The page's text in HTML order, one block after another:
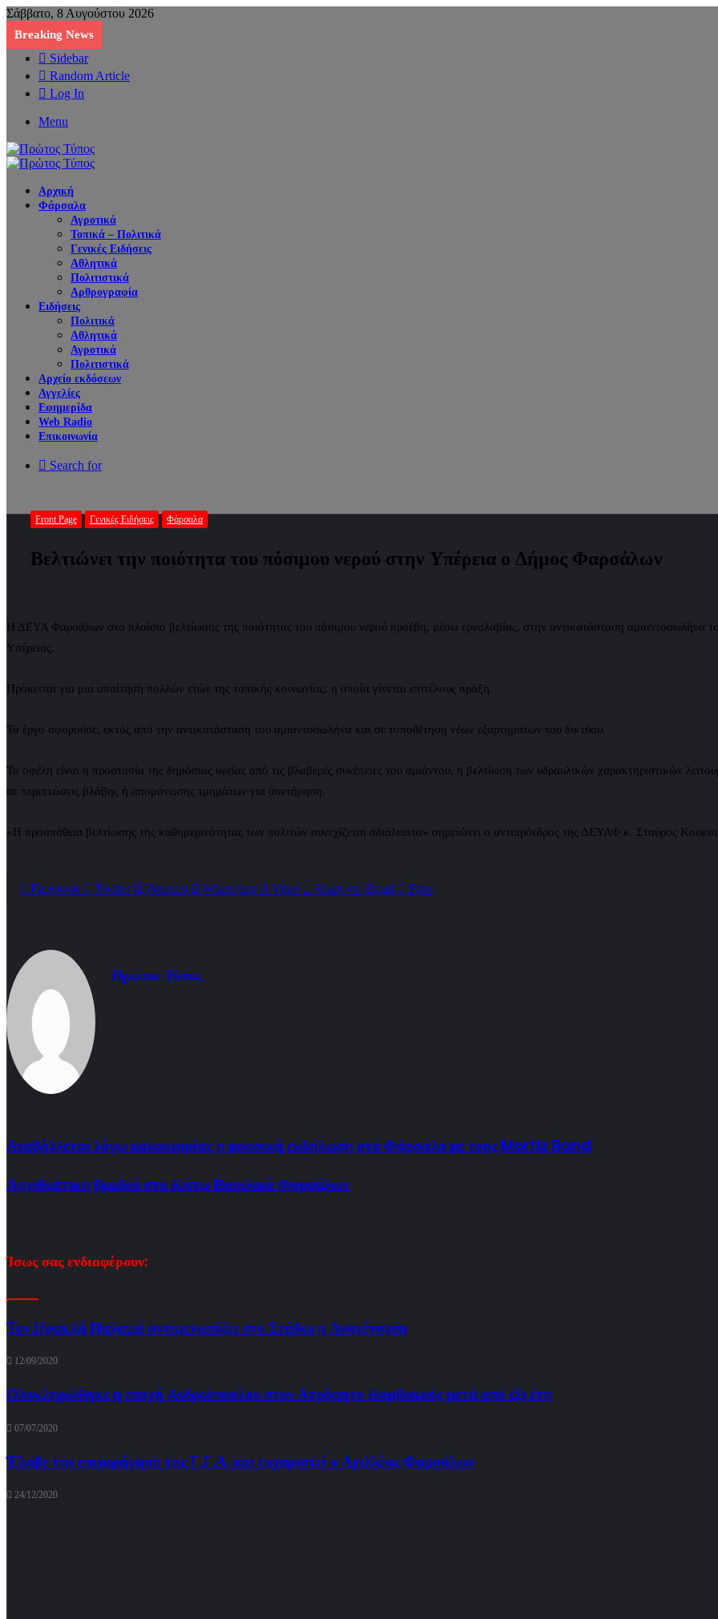
Σάββατο, 8 Αυγούστου 2026
Breaking News
Sidebar
Random Article
Log In
Menu
Αρχική
Φάρσαλα
Αγροτικά
Τοπικά – Πολιτικά
Γενικές Ειδήσεις
Αθλητικά
Πολιτιστικά
Αρθρογραφία
Ειδήσεις
Πολιτικά
Αθλητικά
Αγροτικά
Πολιτιστικά
Αρχείο εκδόσεων
Αγγελίες
Εφημερίδα
Web Radio
Επικοινωνία
Search for
Front Page Γενικές Ειδήσεις Φάρσαλα
Βελτιώνει την ποιότητα του πόσιμου νερού στην Υπέρεια ο Δήμος Φαρσάλων
Η ΔΕΥΑ Φαρσάλων στο πλαίσιο βελτίωσης της ποιότητας του πόσιμου νερού προέβη, μέσω εργολαβίας, στην αντικατάσταση αμιαντοσωλήνα
Υπέρειας.
Πρόκειται για μια απαίτηση πολλών ετών της τοπικής κοινωνίας, η οποία γίνεται επιτέλους πράξη.
Το έργο αφορούσε, εκτός από την αντικατάσταση του αμιαντοσωλήνα και σε τοποθέτηση νέων εξαρτημάτων του δικτύου.
Τα οφέλη είναι η προστασία της δημόσιας υγείας από τις βλαβερές συνέπειες του αμιάντου, η βελτίωση των υδραυλικών χαρακτηριστικών
σε περιπτώσεις βλάβης ή απομόνωσης τμημάτων για συντήρηση.
«Η προσπάθεια βελτίωσης της καθημερινότητας των πολιτών συνεχίζεται αδιάλειπτα» σημειώνει ο αντιπρόεδρος της ΔΕΥΑΦ κ. Σταύρος
Facebook Twitter Pinterest WhatsApp Viber Share via Email Print
Πρώτος Τύπος
Αναβάλλεται λόγω κακοκαιρίας η μουσική εκδήλωση στα Φάρσαλα με τους Mortiz Band
Αργιθεάτικη βραδιά στα Κάτω Βασιλικά Φαρσάλων
Ίσως σας ενδιαφέρουν:
Τον Ηρακλή Παλαμά αντιμετωπίζει στο Στάδιο η Αναγέννηση
12/09/2020
Ολοκληρώθηκε η εποχή Ανδρεόπουλου στον Ατρόμητο Βαμβακούς μετά από έξι έτη
07/07/2020
Έλαβε την επιχορήγηση της Γ.Γ.Α. και ευχαριστεί ο Αχιλλέας Φαρσάλων
24/12/2020